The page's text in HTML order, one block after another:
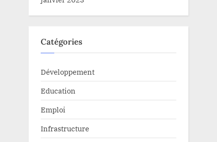
Catégories
Développement
Education
Emploi
Infrastructure